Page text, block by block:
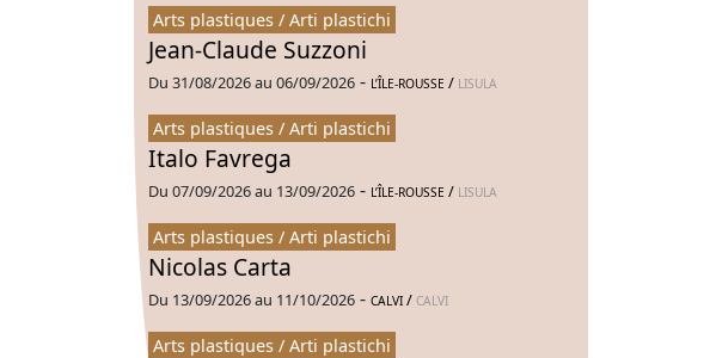
Arts plastiques / Arti plastichi
Jean-Claude Suzzoni
Du 31/08/2026 au 06/09/2026 - L’ÎLE-ROUSSE / LISULA
Arts plastiques / Arti plastichi
Italo Favrega
Du 07/09/2026 au 13/09/2026 - L’ÎLE-ROUSSE / LISULA
Arts plastiques / Arti plastichi
Nicolas Carta
Du 13/09/2026 au 11/10/2026 - CALVI / CALVI
Arts plastiques / Arti plastichi